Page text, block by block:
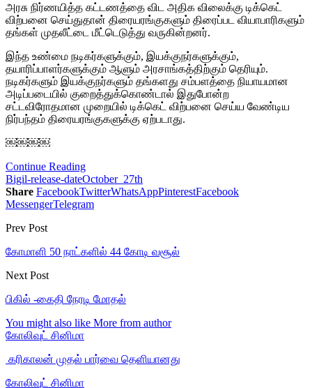
அரசு நிர்ணயித்த கட்டணத்தை விட அதிக விலைக்கு டிக்கெட்
விற்பனை செய்துதான் திரையரங்குகளும் திரைப்பட வியாபாரிகளும்
தங்கள் முதலீட்டை மீட்டெடுத்து வருகின்றனர்.
இந்த உண்மை நடிகர்களுக்கும், இயக்குநர்களுக்கும்,
தயாரிப்பாளர்களுக்கும் ஆளும் அரசாங்கத்திற்கும் தெரியும்.
நடிகர்களும் இயக்குநர்களும் தங்களது சம்பளத்தை நியாயமான
அடிப்படையில் குறைத்துக்கொண்டால் இதுபோன்ற
சட்டவிரோதமான முறையில் டிக்கெட் விற்பனை செய்ய வேண்டிய
நிர்பந்தம் திரையரங்குகளுக்கு ஏற்படாது.
￼￼￼￼
Continue Reading
Bigil-release-dateOctober_27th
Share FacebookTwitterWhatsAppPinterestFacebook
MessengerTelegram
Prev Post
கோமாளி 50 நாட்களில் 44 கோடி வசூல்
Next Post
பிகில் -கைதி நேரடி மோதல்
You might also like More from author
கோலிவுட் சினிமா
‎ கரிகாலன் முதல் பார்வை தெளியானது
கோலிவுட் சினிமா